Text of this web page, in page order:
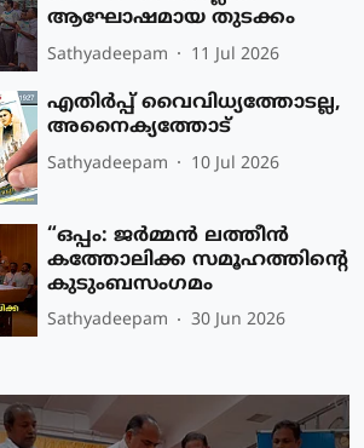
ആഘോഷമായ തുടക്കം
Sathyadeepam 11 Jul 2026
എതിർപ്പ് വൈവിധ്യത്തോടല്ല,
അനൈക്യത്തോട്
Sathyadeepam 10 Jul 2026
“ഒപ്പം: ജർമ്മൻ ലത്തീൻ
കത്തോലിക്ക സമൂഹത്തിന്റെ
കുടുംബസംഗമം
Sathyadeepam 30 Jun 2026